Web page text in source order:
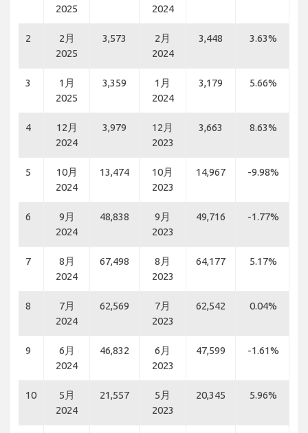
2025
2024
2
2月
2025
3,573
2月
2024
3,448 3.63%
3
1月
2025
3,359
1月
2024
3,179 5.66%
4
12月
2024
3,979
12月
2023
3,663 8.63%
5
10月
2024
13,474
10月
2023
14,967 -9.98%
6
9月
2024
48,838
9月
2023
49,716 -1.77%
7
8月
2024
67,498
8月
2023
64,177 5.17%
8
7月
2024
62,569
7月
2023
62,542 0.04%
9
6月
2024
46,832
6月
2023
47,599 -1.61%
10
5月
2024
21,557
5月
2023
20,345 5.96%